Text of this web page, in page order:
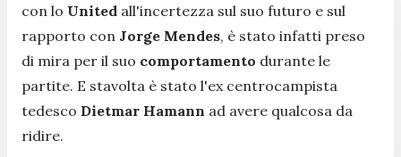
con lo United all'incertezza sul suo futuro e sul
rapporto con Jorge Mendes, è stato infatti preso
di mira per il suo comportamento durante le
partite. E stavolta è stato l'ex centrocampista
tedesco Dietmar Hamann ad avere qualcosa da
ridire.